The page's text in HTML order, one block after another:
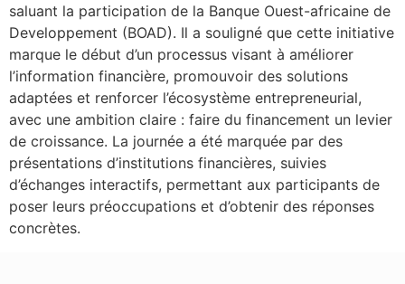
saluant la participation de la Banque Ouest-africaine de
Developpement (BOAD). Il a souligné que cette initiative
marque le début d’un processus visant à améliorer
l’information financière, promouvoir des solutions
adaptées et renforcer l’écosystème entrepreneurial,
avec une ambition claire : faire du financement un levier
de croissance. La journée a été marquée par des
présentations d’institutions financières, suivies
d’échanges interactifs, permettant aux participants de
poser leurs préoccupations et d’obtenir des réponses
concrètes.